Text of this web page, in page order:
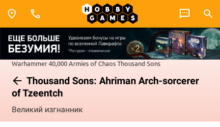
Warhammer 40,000Armies of ChaosThousand Sons
Thousand Sons: Ahriman Arch-sorcerer
of Tzeentch
Великий изгнанник